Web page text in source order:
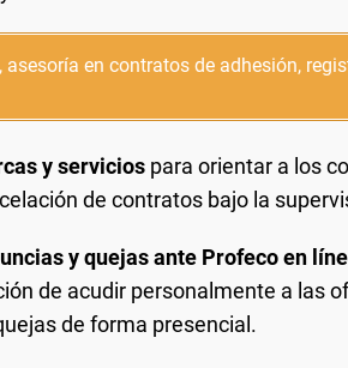
en contratos de adhesión,
y servicios para orientar a los
de contratos bajo la
y quejas ante Profeco en
de acudir personalmente a las
de forma presencial.